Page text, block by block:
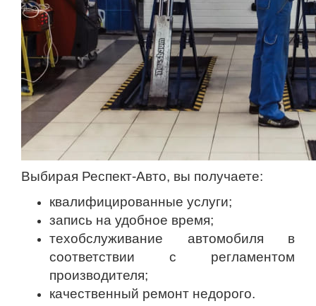
Выбирая Респект-Авто, вы получаете:
квалифицированные услуги;
запись на удобное время;
техобслуживание автомобиля в
соответствии с регламентом
производителя;
качественный ремонт недорого.